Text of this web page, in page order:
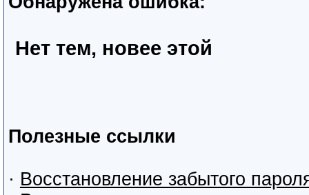
Нет тем, новее этой
Полезные ссылки
· Восстановление забытого